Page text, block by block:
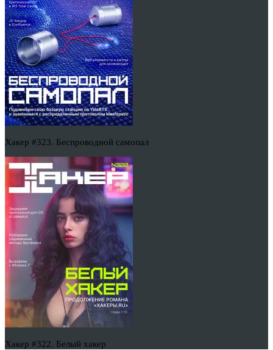
Хакер #323. Беспроводной самопал
Хакер #322. Белый хакер